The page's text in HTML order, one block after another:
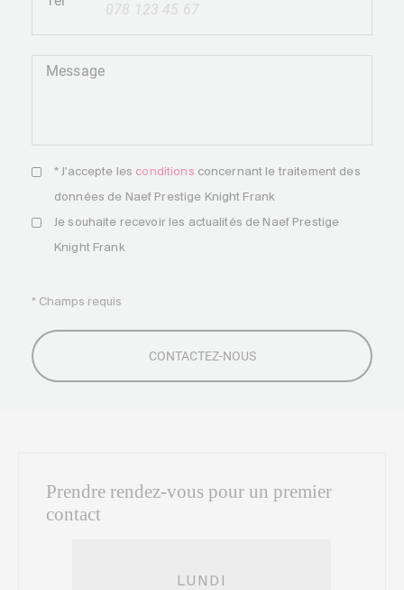
+41
Message
* J'accepte les conditions concernant le traitement des
données de Naef Prestige Knight Frank
Je souhaite recevoir les actualités de Naef Prestige
Knight Frank
* Champs requis
Prendre rendez-vous pour un premier
contact
LUNDI